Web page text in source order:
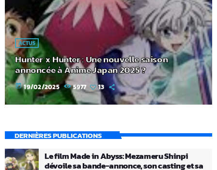
ACTUS
Hunter x Hunter : Une nouvelle saison
annoncée à Anime Japan 2025 ?
today 19/02/2025 5977 13
DERNIÈRES PUBLICATIONS
Le film Made in Abyss: Mezameru Shinpi
dévoile sa bande-annonce, son casting et sa